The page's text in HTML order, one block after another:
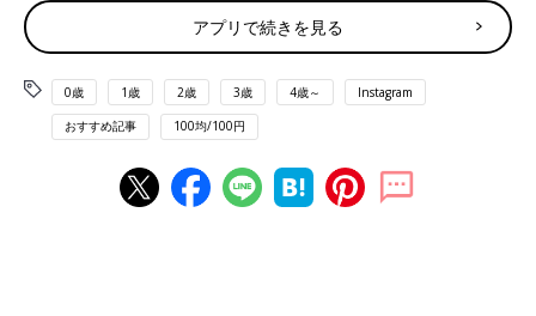
アプリで続きを見る
0歳 1歳 2歳 3歳 4歳～ Instagram
おすすめ記事 100均/100円